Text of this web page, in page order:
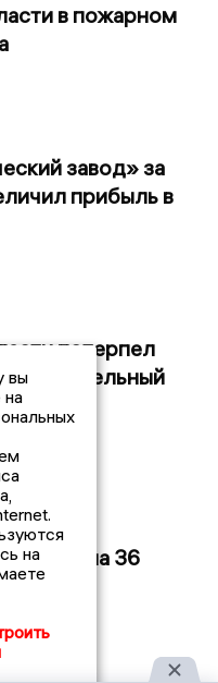
в пожарном
завод» за
прибыль в
потерпел
летательный
иск к
на 36
вы
на
на